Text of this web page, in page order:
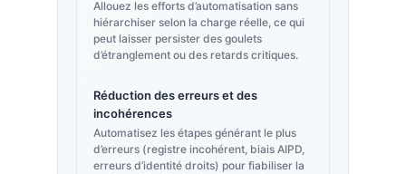
Allouez les efforts d’automatisation sans
hiérarchiser selon la charge réelle, ce qui
peut laisser persister des goulets
d’étranglement ou des retards critiques.
Réduction des erreurs et des
incohérences
Automatisez les étapes générant le plus
d’erreurs (registre incohérent, biais AIPD,
erreurs d’identité droits) pour fiabiliser la